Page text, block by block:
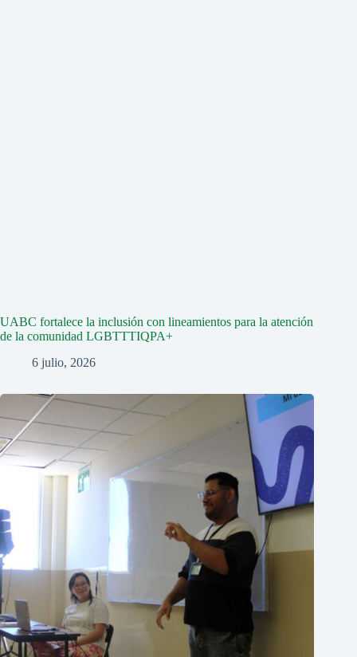
UABC fortalece la inclusión con lineamientos para la atención
de la comunidad LGBTTTIQPA+
6 julio, 2026